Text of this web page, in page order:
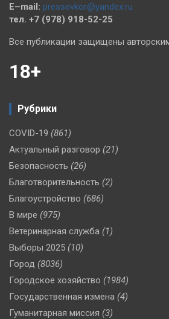
E–mail: pressevkor@yandex.ru
тел. +7 (978) 918-52-25
Все публикации защищены
18+
Рубрики
COVID-19 (861)
Актуальный разговор (21)
Безопасность (26)
Благотворительность (2)
Благоустройство (686)
В мире (975)
Ветеринарная служба (1)
Выборы 2025 (10)
Город (8036)
Городское хозяйство (1984)
Государственная измена (4)
Гуманитарная миссия (3)